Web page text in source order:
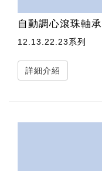
自動調心滾珠軸承
12.13.22.23系列
詳細介紹